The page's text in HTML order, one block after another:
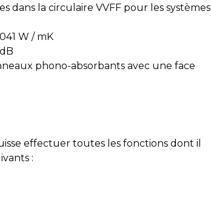
dans la circulaire VVFF pour les systèmes
W / mK
phono-absorbants avec une face
effectuer toutes les fonctions dont il
: